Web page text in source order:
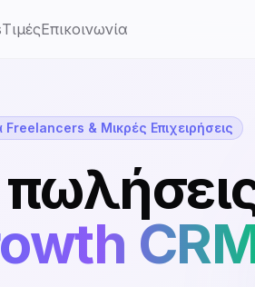
ΤιμέςΕπικοινωνία
Freelancers & Μικρές Επιχειρήσεις